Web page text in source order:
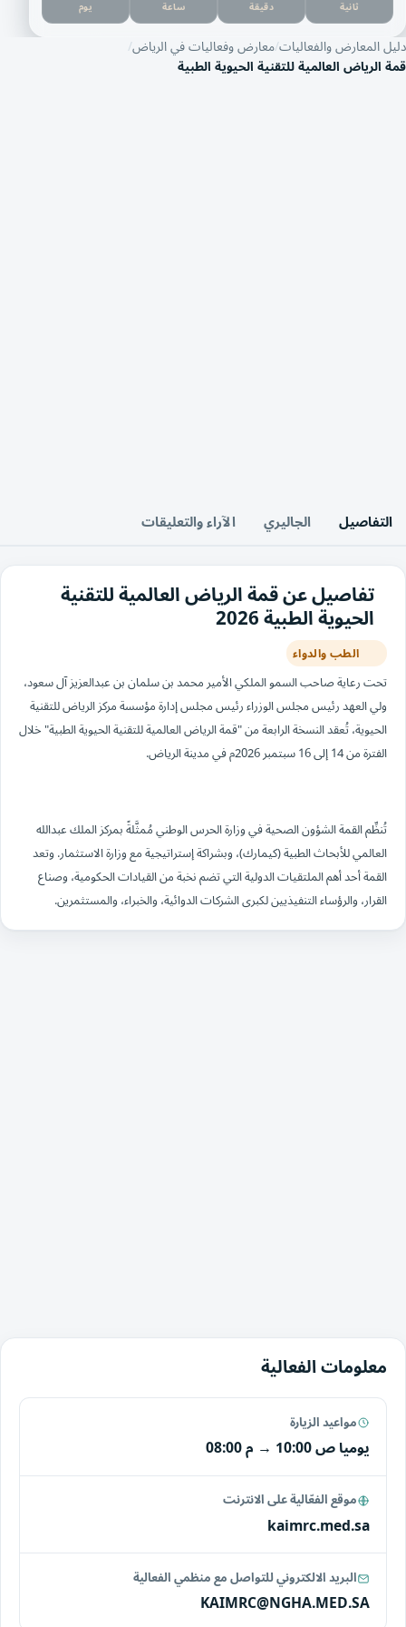
يوم ساعة دقيقة ثانية
دليل المعارض والفعالياتمعارض وفعاليات في الرياض
قمة الرياض العالمية للتقنية الحيوية الطبية
التفاصيل الجاليري الآراء والتعليقات
تفاصيل عن قمة الرياض العالمية للتقنية
الحيوية الطبية 2026
الطب والدواء
تحت رعاية صاحب السمو الملكي الأمير محمد بن سلمان بن عبدالعزيز آل سعود،
ولي العهد رئيس مجلس الوزراء رئيس مجلس إدارة مؤسسة مركز الرياض للتقنية
الحيوية، تُعقد النسخة الرابعة من "قمة الرياض العالمية للتقنية الحيوية الطبية" خلال
الفترة من 14 إلى 16 سبتمبر 2026م في مدينة الرياض.
تُنظِّم القمة الشؤون الصحية في وزارة الحرس الوطني مُمثَّلةً بمركز الملك عبدالله
العالمي للأبحاث الطبية (كيمارك)، وبشراكة إستراتيجية مع وزارة الاستثمار. وتعد
القمة أحد أهم الملتقيات الدولية التي تضم نخبة من القيادات الحكومية، وصناع
القرار، والرؤساء التنفيذيين لكبرى الشركات الدوائية، والخبراء، والمستثمرين.
معلومات الفعالية
مواعيد الزيارة
يوميا10:00 ص → 08:00 م
موقع الفعّالية على الانترنت
kaimrc.med.sa
البريد الالكتروني للتواصل مع منظمي الفعالية
KAIMRC@NGHA.MED.SA